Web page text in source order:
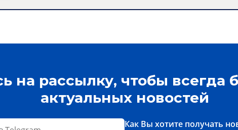
на рассылку, чтобы всегда
актуальных новостей
Как Вы хотите получать